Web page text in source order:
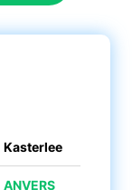
Kasterlee
ANVERS